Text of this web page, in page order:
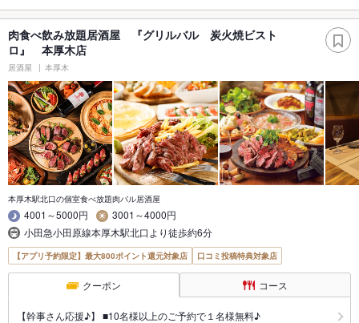
肉食べ飲み放題居酒屋 『グリルバル 炭火焼ビスト
ロ』 本厚木店
居酒屋 本厚木
本厚木駅北口の個室食べ放題肉バル居酒屋
4001～5000円
3001～4000円
小田急小田原線本厚木駅北口より徒歩約6分
【アプリ予約限定】最大800ポイント還元対象店 口コミ投稿特典対象店
クーポン コース
【幹事さん応援♪】 ■10名様以上のご予約で１名様無料♪